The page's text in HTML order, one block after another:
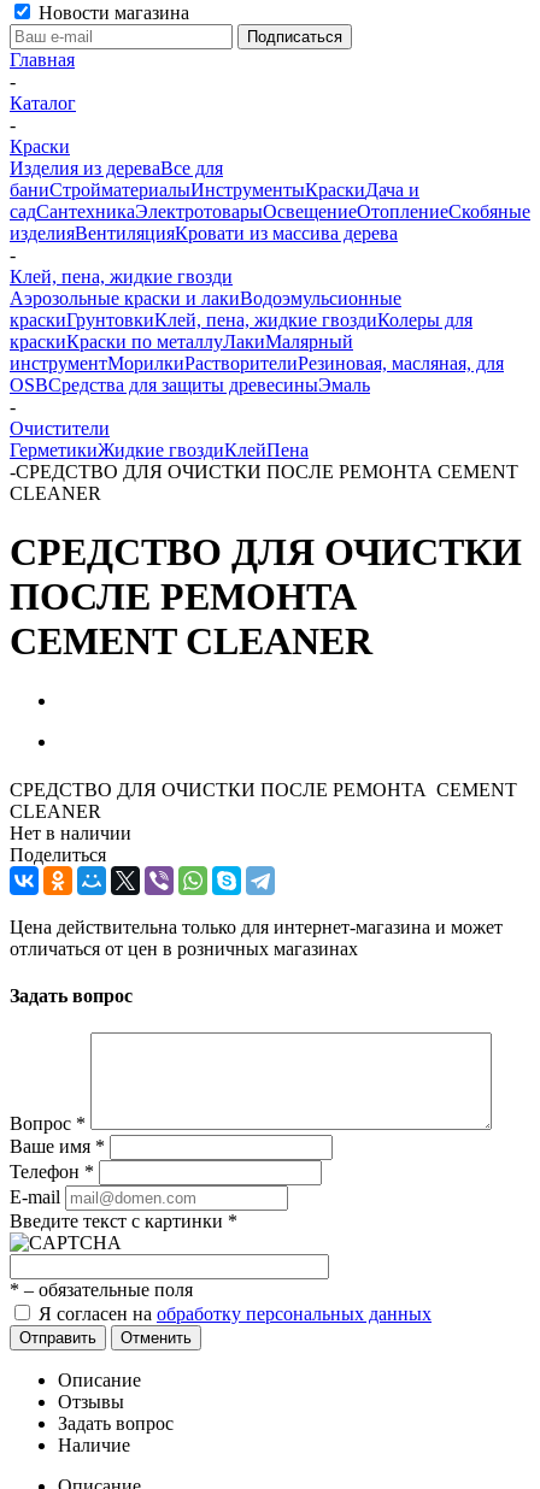
Новости магазина
Главная
-
Каталог
-
Краски
Изделия из дереваВсе для
баниСтройматериалыИнструментыКраскиДача и
садСантехникаЭлектротоварыОсвещениеОтоплениеСкобяные
изделияВентиляцияКровати из массива дерева
-
Клей, пена, жидкие гвозди
Аэрозольные краски и лакиВодоэмульсионные
краскиГрунтовкиКлей, пена, жидкие гвоздиКолеры для
краскиКраски по металлуЛакиМалярный
инструментМорилкиРастворителиРезиновая, масляная, для
OSBСредства для защиты древесиныЭмаль
-
Очистители
ГерметикиЖидкие гвоздиКлейПена
-СРЕДСТВО ДЛЯ ОЧИСТКИ ПОСЛЕ РЕМОНТА CEMENT
CLEANER
СРЕДСТВО ДЛЯ ОЧИСТКИ
ПОСЛЕ РЕМОНТА
CEMENT CLEANER
СРЕДСТВО ДЛЯ ОЧИСТКИ ПОСЛЕ РЕМОНТА CEMENT
CLEANER
Нет в наличии
Поделиться
Цена действительна только для интернет-магазина и может
отличаться от цен в розничных магазинах
Задать вопрос
Вопрос *
Ваше имя *
Телефон *
E-mail
Введите текст с картинки *
* – обязательные поля
Я согласен на обработку персональных данных
Отправить Отменить
Описание
Отзывы
Задать вопрос
Наличие